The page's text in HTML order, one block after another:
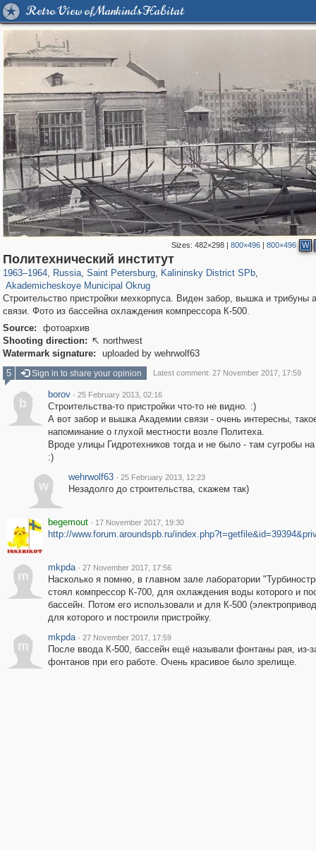
Retro View of Mankind's Habitat
Sizes:482×298 |800×496 |800×496 W
Политехнический институт
1963–1964, Russia
1,406,514 29,243
, Saint Petersburg
197,153 5,709
, Kalininsky District SPb
7,192
,
Akademicheskoye Municipal Okrug
1,488 10
Строительство пристройки мехкорпуса. Виден забор, вышка и трибуны
связи. Фото из бассейна охлаждения компрессора К-500.
Source:
фотоархив
Shooting direction:  northwest
Watermark signature:
uploaded by wehrwolf63
5
Sign in to share your opinion Latest comment: 27 November 2017, 17:59
b
borov · 25 February 2013, 02:16
Строительства-то пристройки что-то не видно. :)
А вот забор и вышка Академии связи - очень интересны,
напоминание о глухой местности возле Политеха.
Вроде улицы Гидротехников тогда и не было - там сугробы
:)
w
wehrwolf63 · 25 February 2013, 12:23
Незадолго до строительства, скажем так)
begemout · 17 November 2017, 19:30
http://www.forum.aroundspb.ru/
m
mkpda · 27 November 2017, 17:56
Насколько я помню, в главном зале лаборатории
стоял компрессор К-700, для охлаждения воды которого и
бассейн. Потом его использовали и для К-500
для которого и построили пристройку.
m
mkpda · 27 November 2017, 17:59
После ввода К-500, бассейн ещё называли фонтаны рая, из-
фонтанов при его работе. Очень красивое было зрелище.